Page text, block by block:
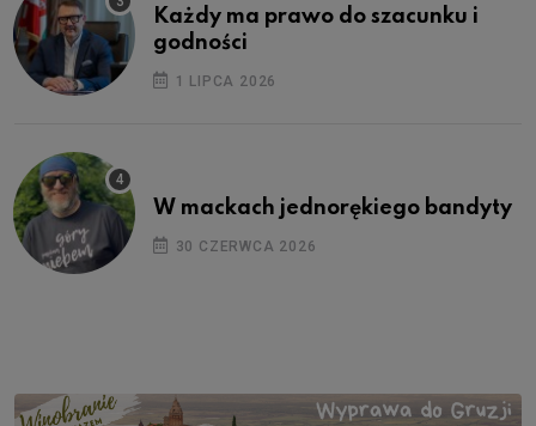
Każdy ma prawo do szacunku i
godności
1 LIPCA 2026
W mackach jednorękiego bandyty
30 CZERWCA 2026